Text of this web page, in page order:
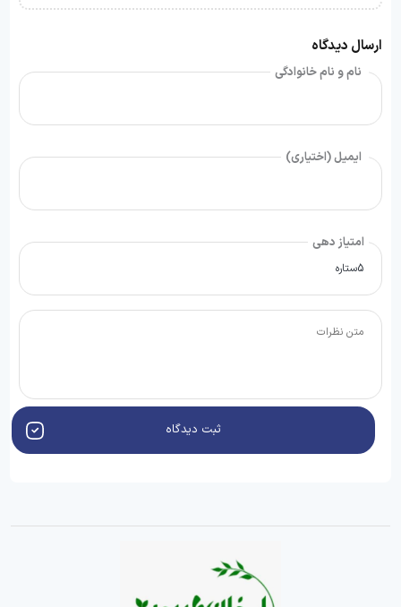
ارسال دیدگاه
نام و نام خانوادگی
ایمیل (اختیاری)
امتیاز دهی
ثبت دیدگاه